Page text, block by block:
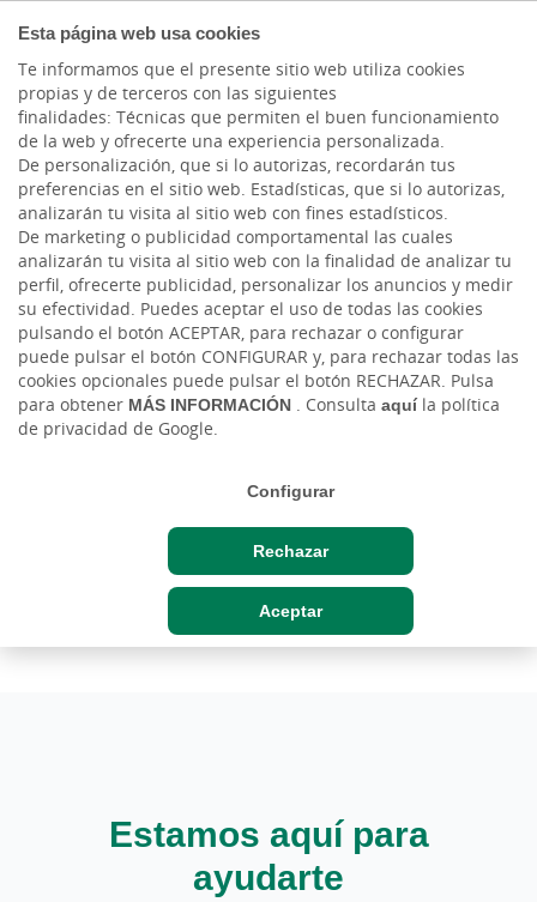
Esta página web usa cookies
Te informamos que el presente sitio web utiliza cookies
propias y de terceros con las siguientes
finalidades: Técnicas que permiten el buen funcionamiento
de la web y ofrecerte una experiencia personalizada.
De personalización, que si lo autorizas, recordarán tus
preferencias en el sitio web. Estadísticas, que si lo autorizas,
analizarán tu visita al sitio web con fines estadísticos.
De marketing o publicidad comportamental las cuales
analizarán tu visita al sitio web con la finalidad de analizar tu
perfil, ofrecerte publicidad, personalizar los anuncios y medir
su efectividad. Puedes aceptar el uso de todas las cookies
pulsando el botón ACEPTAR, para rechazar o configurar
puede pulsar el botón CONFIGURAR y, para rechazar todas las
cookies opcionales puede pulsar el botón RECHAZAR. Pulsa
para obtener MÁS INFORMACIÓN . Consulta aquíla política
de privacidad de Google.
Configurar
Rechazar
Aceptar
Cuentas
Estamos aquí para
ayudarte